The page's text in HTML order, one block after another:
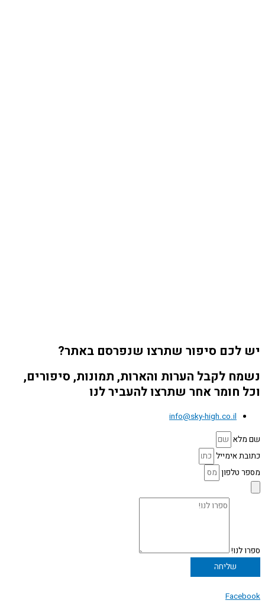
יש לכם סיפור שתרצו שנפרסם באתר?
נשמח לקבל הערות והארות, תמונות, סיפורים,
וכל חומר אחר שתרצו להעביר לנו
info@sky-high.co.il
שם מלא
כתובת אימייל
מספר טלפון
ספרו לנו!
שליחה
Facebook